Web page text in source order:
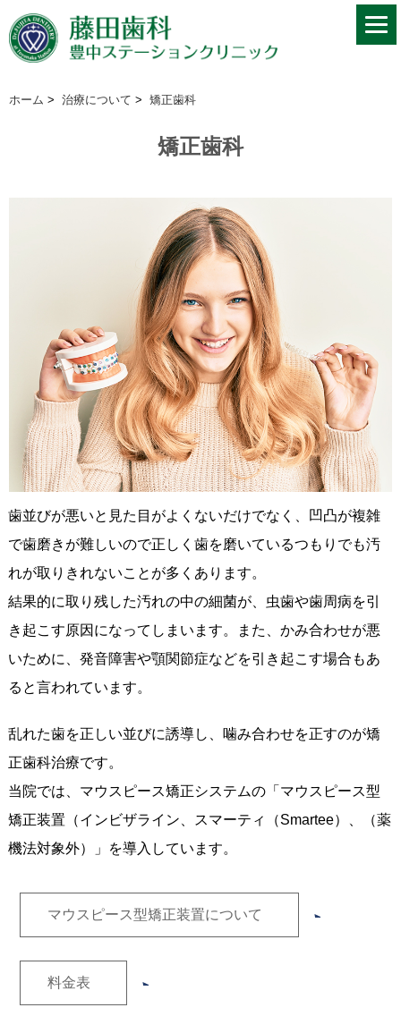
ホーム > 治療について > 矯正歯科
矯正歯科
歯並びが悪いと見た目がよくないだけでなく、凹凸が複雑
で歯磨きが難しいので正しく歯を磨いているつもりでも汚
れが取りきれないことが多くあります。
結果的に取り残した汚れの中の細菌が、虫歯や歯周病を引
き起こす原因になってしまいます。また、かみ合わせが悪
いために、発音障害や顎関節症などを引き起こす場合もあ
ると言われています。
乱れた歯を正しい並びに誘導し、噛み合わせを正すのが矯
正歯科治療です。
当院では、マウスピース矯正システムの「マウスピース型
矯正装置（インビザライン、スマーティ（Smartee）、（薬
機法対象外）」を導入しています。
マウスピース型矯正装置について
料金表